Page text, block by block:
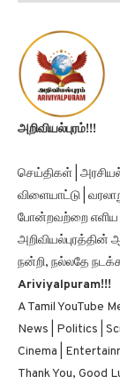
அறிவியல்புரம்!!!
செய்திகள் |
விளையாட்டு |
போன்றவற்றை எளிய
அறிவியல்புரத்தின்
நன்றி, நல்லதே
Ariviyalpuram!!!
A Tamil YouTube
News | Politics |
Cinema |
Thank You, Good